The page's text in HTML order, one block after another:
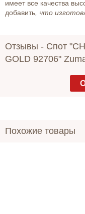
имеет все качества
добавить, что
Отзывы - Спот
GOLD 92706"
Похожие товары